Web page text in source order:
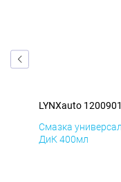
LYNXauto
Смазка
ДиК 400мл